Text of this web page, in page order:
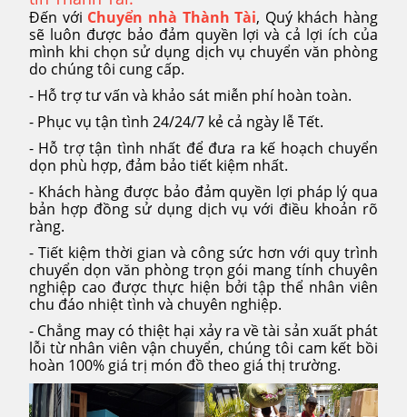
Đến với Chuyển nhà Thành Tài, Quý khách hàng
sẽ luôn được bảo đảm quyền lợi và cả lợi ích của
mình khi chọn sử dụng dịch vụ chuyển văn phòng
do chúng tôi cung cấp.
- Hỗ trợ tư vấn và khảo sát miễn phí hoàn toàn.
- Phục vụ tận tình 24/24/7 kẻ cả ngày lễ Tết.
- Hỗ trợ tận tình nhất để đưa ra kế hoạch chuyển
dọn phù hợp, đảm bảo tiết kiệm nhất.
- Khách hàng được bảo đảm quyền lợi pháp lý qua
bản hợp đồng sử dụng dịch vụ với điều khoản rõ
ràng.
- Tiết kiệm thời gian và công sức hơn với quy trình
chuyển dọn văn phòng trọn gói mang tính chuyên
nghiệp cao được thực hiện bởi tập thể nhân viên
chu đáo nhiệt tình và chuyên nghiệp.
- Chẳng may có thiệt hại xảy ra về tài sản xuất phát
lỗi từ nhân viên vận chuyển, chúng tôi cam kết bồi
hoàn 100% giá trị món đồ theo giá thị trường.